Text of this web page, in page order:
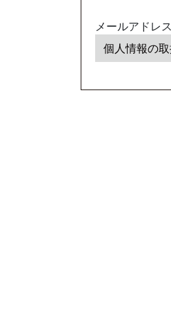
メールアドレ
個人情報の